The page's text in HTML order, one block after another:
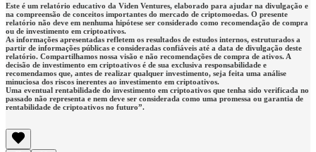
Este é um relatório educativo da Viden Ventures, elaborado para ajudar na divulgação e
na compreensão de conceitos importantes do mercado de criptomoedas. O presente
relatório não deve em nenhuma hipótese ser considerado como recomendação de compra
ou de investimento em criptoativos.
As informações apresentadas refletem os resultados de estudos internos, estruturados a
partir de informações públicas e consideradas confiáveis até a data de divulgação deste
relatório. Compartilhamos nossa visão e não recomendações de compra de ativos. A
decisão de investimento em criptoativos é de sua exclusiva responsabilidade e
recomendamos que, antes de realizar qualquer investimento, seja feita uma análise
minuciosa dos riscos inerentes ao investimento em criptoativos.
Uma eventual rentabilidade do investimento em criptoativos que tenha sido verificada no
passado não representa e nem deve ser considerada como uma promessa ou garantia de
rentabilidade de criptoativos no futuro”.